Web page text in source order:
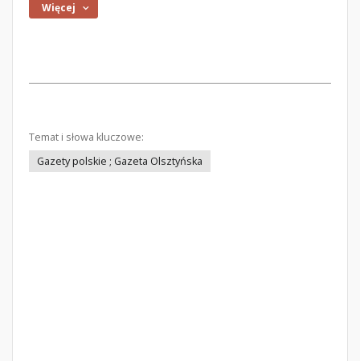
Więcej
Temat i słowa kluczowe:
Gazety polskie ; Gazeta Olsztyńska